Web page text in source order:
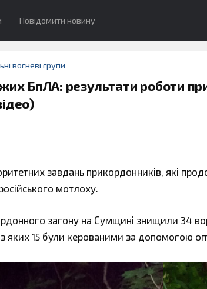
Повідомити новину
вогневі групи
БпЛА: результати роботи
завдань прикордонників, які
мотлоху.
загону на Сумщині знищили 34
з яких 15 були керованими за допомогою